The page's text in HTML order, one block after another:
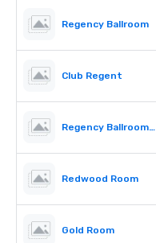
Regency Ballroom
Club Regent
Regency Ballroom II
Redwood Room
Gold Room